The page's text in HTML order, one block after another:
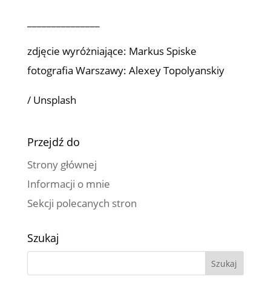
zdjęcie wyróżniające: Markus Spiske
fotografia Warszawy: Alexey Topolyanskiy
/ Unsplash
Przejdź do
Strony głównej
Informacji o mnie
Sekcji polecanych stron
Szukaj